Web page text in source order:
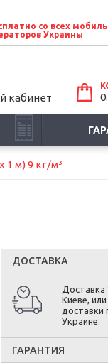
со всех
Украины
кабинет
1 м) 9 кг/м³
ДОСТАВКА
Доставка
Киеве,
доставки
Украине.
ГАРАНТИЯ